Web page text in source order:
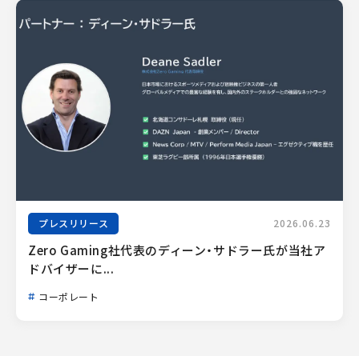
プレスリリース 2026.06.23
Zero Gaming社代表のディーン・サドラー氏が当社ア
ドバイザーに...
コーポレート